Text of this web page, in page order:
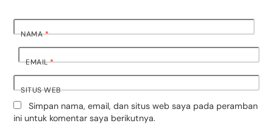
NAMA*
EMAIL*
SITUS WEB
Simpan nama, email, dan situs web saya pada peramban
ini untuk komentar saya berikutnya.